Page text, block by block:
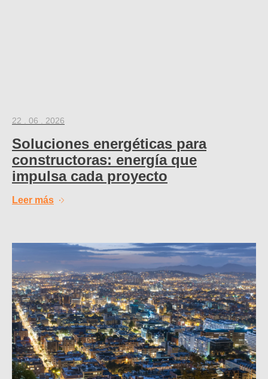
22 . 06 . 2026
Soluciones energéticas para
constructoras: energía que
impulsa cada proyecto
Leer más